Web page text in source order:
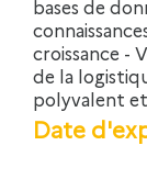
bases de
croissance -
de la
polyvalent
Date